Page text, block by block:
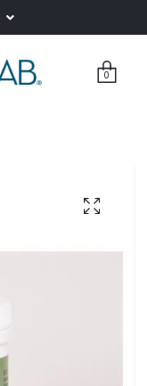
0